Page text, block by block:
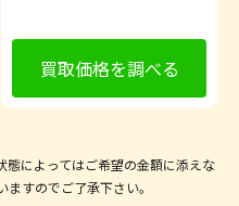
買取価格を調べる
によってはご希望の金額に添えな
すのでご了承下さい。